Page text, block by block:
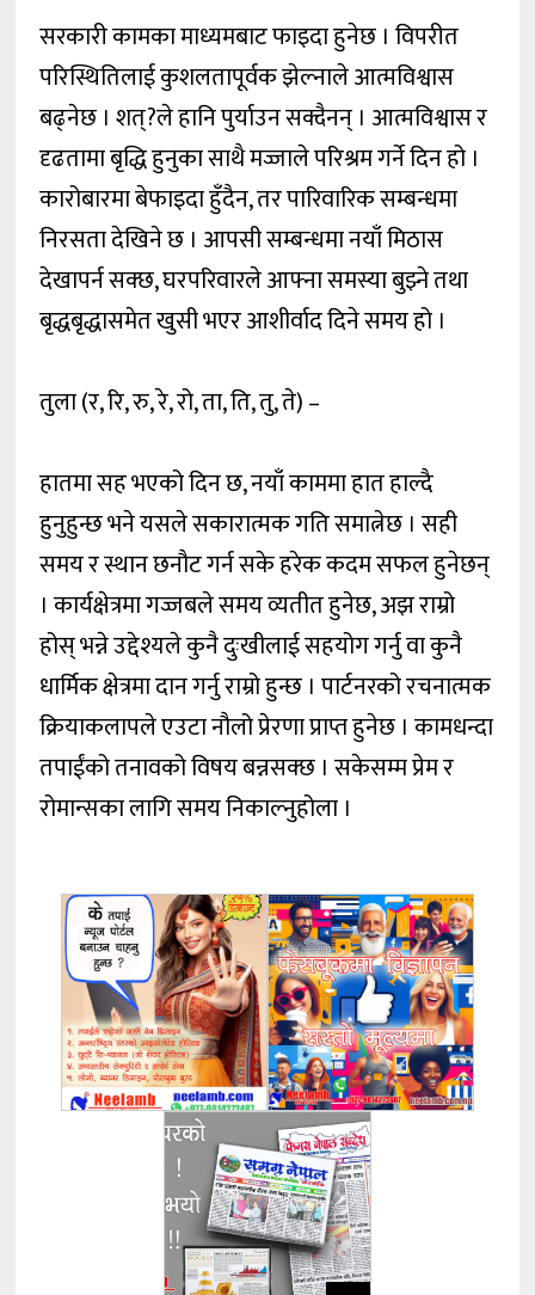
सरकारी कामका माध्यमबाट फाइदा हुनेछ । विपरीत
परिस्थितिलाई कुशलतापूर्वक झेल्नाले आत्मविश्वास
बढ्नेछ । शत्?ले हानि पुर्याउन सक्दैनन् । आत्मविश्वास र
दृढतामा बृद्धि हुनुका साथै मज्जाले परिश्रम गर्ने दिन हो ।
कारोबारमा बेफाइदा हुँदैन, तर पारिवारिक सम्बन्धमा
निरसता देखिने छ । आपसी सम्बन्धमा नयाँ मिठास
देखापर्न सक्छ, घरपरिवारले आफ्ना समस्या बुझ्ने तथा
बृद्धबृद्धासमेत खुसी भएर आशीर्वाद दिने समय हो ।
तुला (र, रि, रु, रे, रो, ता, ति, तु, ते) –
हातमा सह भएको दिन छ, नयाँ काममा हात हाल्दै
हुनुहुन्छ भने यसले सकारात्मक गति समात्नेछ । सही
समय र स्थान छनौट गर्न सके हरेक कदम सफल हुनेछन्
। कार्यक्षेत्रमा गज्जबले समय व्यतीत हुनेछ, अझ राम्रो
होस् भन्ने उद्देश्यले कुनै दुःखीलाई सहयोग गर्नु वा कुनै
धार्मिक क्षेत्रमा दान गर्नु राम्रो हुन्छ । पार्टनरको रचनात्मक
क्रियाकलापले एउटा नौलो प्रेरणा प्राप्त हुनेछ । कामधन्दा
तपाईंको तनावको विषय बन्नसक्छ । सकेसम्म प्रेम र
रोमान्सका लागि समय निकाल्नुहोला ।